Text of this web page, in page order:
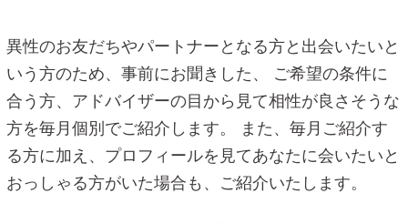
異性のお友だちやパートナーとなる方と出会いたいと
いう方のため、事前にお聞きした、
ご希望の条件に
合う方、アドバイザーの目から見て相性が良さそうな
方を毎月個別でご紹介します。
また、毎月ご紹介す
る方に加え、プロフィールを見てあなたに会いたいと
おっしゃる方がいた場合も、ご紹介いたします。